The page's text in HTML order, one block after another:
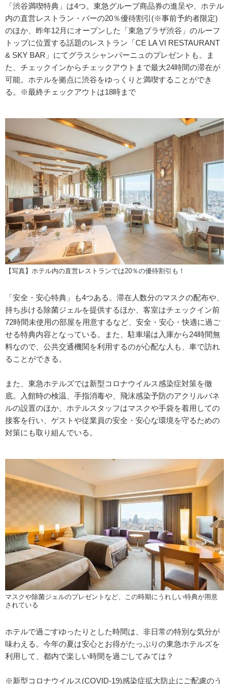
「渋谷満喫特典」は4つ。東急グループ商品券の進呈や、ホテル
内の直営レストラン・バーの20％優待割引(※事前予約者限定)
のほか、昨年12月にオープンした「東急プラザ渋谷」のルーフ
トップに位置する話題のレストラン「CE LA VI RESTAURANT
& SKY BAR」にてグラスシャンパーニュのプレゼントも。ま
た、チェックインからチェックアウトまで最大24時間の滞在が
可能。ホテルを拠点に渋谷をゆっくりと満喫することができ
る。※最終チェックアウトは18時まで
【写真】ホテル内の直営レストランでは20％の優待割引も！
「安全・安心特典」も4つある。滞在人数分のマスクの配布や、
持ち歩ける除菌ジェルを提供するほか、客室はチェックイン前
72時間未使用の部屋を用意するなど、安全・安心・快適に過ご
せる特典内容となっている。また、駐車場は入庫から24時間無
料なので、公共交通機関を利用するのが心配な人も、車で訪れ
ることができる。
また、東急ホテルズでは新型コロナウイルス感染症対策を徹
底。入館時の検温、手指消毒や、飛沫感染予防のアクリルパネ
ルの設置のほか、ホテルスタッフはマスクや手袋を着用しての
接客を行い、ゲストや従業員の安全・安心な環境を守るための
対策にも取り組んでいる。
マスクや除菌ジェルのプレゼントなど、この時期にうれしい特典が用意
されている
ホテルで過ごすゆったりとした時間は、非日常の特別な気分が
味わえる。今年の夏は安心とお得がたっぷりの東急ホテルズを
利用して、都内で楽しい時間を過ごしてみては？
※新型コロナウイルス(COVID-19)感染症拡大防止にご配慮のう